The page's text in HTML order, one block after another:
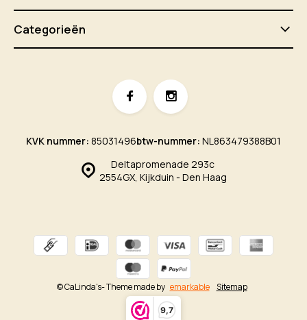
9,7
Categorieën
Deltapromenade 293c
2554GX, Kijkduin - Den Haag
KVK nummer: 85031496btw-nummer: NL863479388B01
© CaLinda's- Theme made by emarkable Sitemap